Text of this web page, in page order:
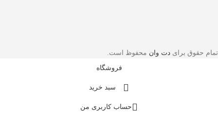
تمام حقوق برای دت وان محفوظ است.
فروشگاه
سبد خرید
حساب کاربری من